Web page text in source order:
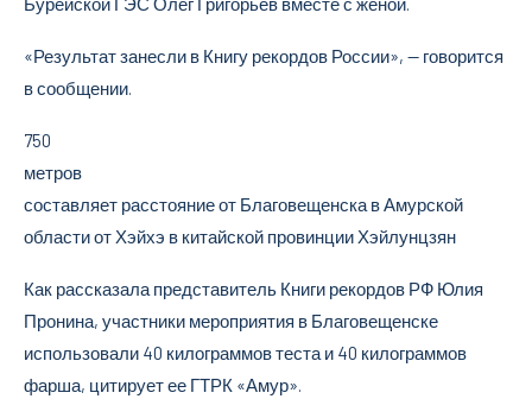
«Результат занесли в Книгу рекордов России», — говорится
в сообщении.
750
метров
составляет расстояние от Благовещенска в Амурской
области от Хэйхэ в китайской провинции Хэйлунцзян
Как рассказала представитель Книги рекордов РФ Юлия
Пронина, участники мероприятия в Благовещенске
использовали 40 килограммов теста и 40 килограммов
фарша, цитирует ее ГТРК «Амур».